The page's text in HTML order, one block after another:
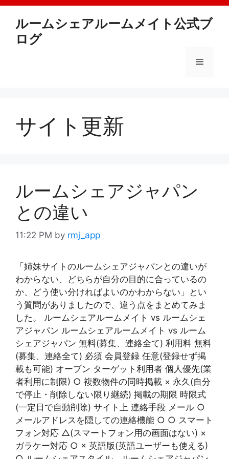
Skip
contentルームシェアルームメイト公式ブ
ログ
Menu
サイト更新
ルームシェアジャパン
との違い
11:22 PM by rmj_app
「姉妹サイトのルームシェアジャパンとの違いが
わからない、どちらが自分の目的に合っているの
か、どう使い分ければよいのかわからない」とい
う質問がありましたので、違う点をまとめてみま
した。 ルームシェアルームメイト vs ルームシェ
アジャパン ルームシェアルームメイト vs ルーム
シェアジャパン 無料(募集、連絡全て) 利用料 無料
(募集、連絡全て) 必須 会員登録 任意(登録せず掲
載も可能) オープン ターゲット利用者 個人優先(業
者利用に制限) ○ 複数物件の同時掲載 × 永久(自分
で停止・削除しない限り継続) 掲載の期限 時限式
(一定日で自動削除) サイト上 連絡手段 メール ○
メールアドレスを隠しての連絡機能 ○ ○ スマート
フォン対応 △(スマートフォン用の画面はない) ×
ガラケー対応 ○ × 英語版(英語ユーザーも使える)